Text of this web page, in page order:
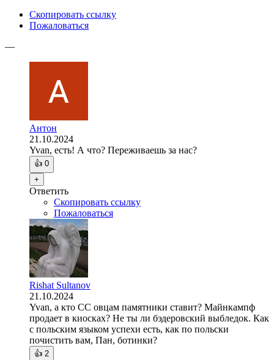
Скопировать ссылку
Пожаловаться
—
Антон
21.10.2024
Yvan, есть! А что? Переживаешь за нас?
👍 0
+
Ответить
Скопировать ссылку
Пожаловаться
Rishat Sultanov
21.10.2024
Yvan, а кто СС овцам памятники ставит? Майнкампф
продает в киосках? Не ты ли бэдеровский выбледок. Как
с польским языком успехи есть, как по польски
почистить вам, Пан, ботинки?
👍 2